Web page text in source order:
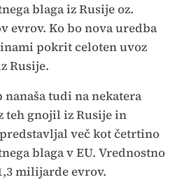
blaga iz Rusije oz.
evrov. Ko bo nova uredba
pokrit celoten uvoz
Rusije.
tudi na nekatera
teh gnojil iz Rusije in
več kot četrtino
blaga v EU. Vrednostno
milijarde evrov.